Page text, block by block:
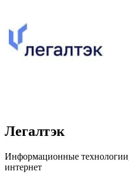
Легалтэк
Информационные
интернет